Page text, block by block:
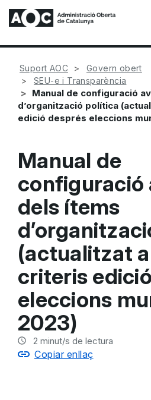
Suport AOC
Govern obert
SEU-e i Transparència
Manual de configuració
d’organització política
edició després eleccions
Manual de
configuració
dels ítems
(actualitzat
criteris
eleccions
2023)
2 minut/s de lectura
Copiar enllaç